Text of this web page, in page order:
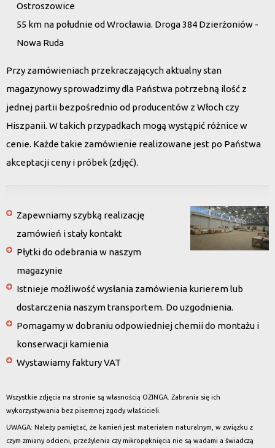
Ostroszowice
55 km na południe od Wrocławia. Droga 384 Dzierżoniów -
Nowa Ruda
Przy zamówieniach przekraczających aktualny stan
magazynowy sprowadzimy dla Państwa potrzebną ilość z
jednej partii bezpośrednio od producentów z Włoch czy
Hiszpanii. W takich przypadkach mogą wystąpić różnice w
cenie. Każde takie zamówienie realizowane jest po Państwa
akceptacji ceny i próbek (zdjęć).
Zapewniamy szybką realizację
zamówień i stały kontakt
Płytki do odebrania w naszym
magazynie
Istnieje możliwość wysłania zamówienia kurierem lub
dostarczenia naszym transportem. Do uzgodnienia.
Pomagamy w dobraniu odpowiedniej chemii do montażu i
konserwacji kamienia
Wystawiamy faktury VAT
Wszystkie zdjęcia na stronie są własnością OZINGA. Zabrania się ich
wykorzystywania bez pisemnej zgody właścicieli.
UWAGA: Należy pamiętać, że kamień jest materiałem naturalnym, w związku z
czym zmiany odcieni, przeżylenia czy mikropęknięcia nie są wadami a świadczą